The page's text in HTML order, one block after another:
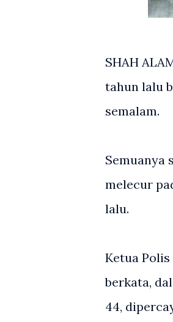
SHAH
tahun lalu
semalam.
Semuanya
melecur
lalu.
Ketua
berkata,
44,